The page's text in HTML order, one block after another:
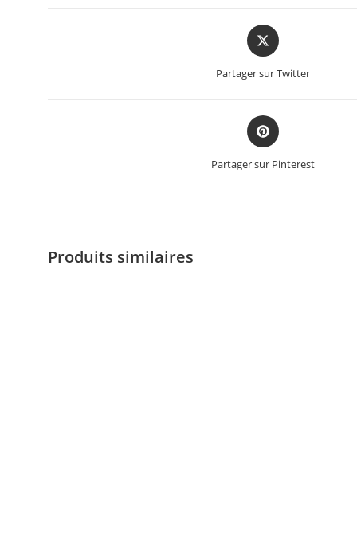
Partager sur Twitter
Partager sur Pinterest
Produits similaires